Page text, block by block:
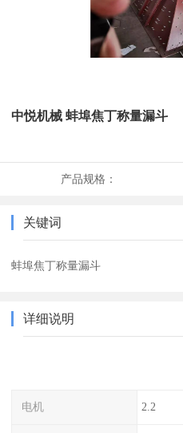
中悦机械 蚌埠焦丁称量漏斗
产品规格：
关键词
蚌埠焦丁称量漏斗
详细说明
电机 2.2